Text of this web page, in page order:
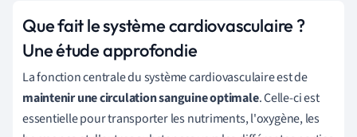
Que fait le système cardiovasculaire ?
Une étude approfondie
La fonction centrale du système cardiovasculaire est de
maintenir une circulation sanguine optimale. Celle-ci est
essentielle pour transporter les nutriments, l'oxygène, les